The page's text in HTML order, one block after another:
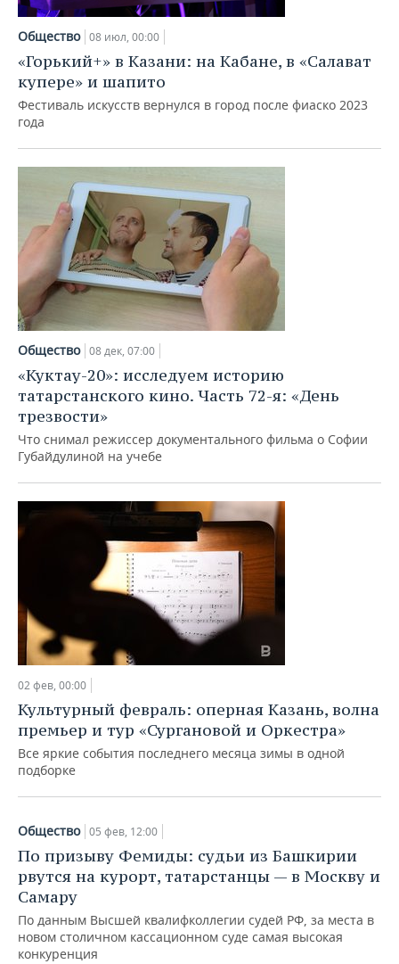
НЕФТЕХИМИЯ
НЕФТЬ
ОПК
ЭНЕРГЕТИКА
РОЗНИЧНАЯ ТОРГОВЛЯ
ТРАНСПОРТ
УСЛУГИ
НОВОСТИ ТЕХНОЛОГИЙ
МЕДИА
МЕРОПРИЯТИЯ
НОВОСТИ МЕРОПРИЯТИЙ
ВЫЕЗДНАЯ РЕДАКЦИЯ
ONLINE-КОНФЕРЕНЦИИ
ОТКРЫТАЯ ЛЕКЦИЯ
СПОРТ
НОВОСТИ СПОРТА
ХОККЕЙ
БАСКЕТБОЛ
ВОЛЕЙБОЛ
КИБЕРСПОРТ
ФИГУРНОЕ КАТАНИЕ
ВОДНЫЕ ВИДЫ СПОРТА
ХОККЕЙ С МЯЧОМ
ОБЩЕСТВО
ВЛАСТЬ
ИНФРАСТРУКТУРА
ИСТОРИЯ
КУЛЬТУРА
МЕДИЦИНА
ОБРАЗОВАНИЕ
ПРОИСШЕСТВИЯ
СЮЖЕТЫ
СПРАВОЧНИК
СПИСОК ПЕРСОН
СПИСОК КОМПАНИЙ
ПОЛНАЯ ВЕРСИЯ
Общество 08 июл, 00:00
«Горький+» в Казани: на Кабане, в «Салават
купере» и шапито
Фестиваль искусств вернулся в город после фиаско 2023
года
Общество 08 дек, 07:00
«Куктау-20»: исследуем историю
татарстанского кино. Часть 72-я: «День
трезвости»
Что снимал режиссер документального фильма о Софии
Губайдулиной на учебе
02 фев, 00:00
Культурный февраль: оперная Казань, волна
премьер и тур «Сургановой и Оркестра»
Все яркие события последнего месяца зимы в одной
подборке
Общество 05 фев, 12:00
По призыву Фемиды: судьи из Башкирии
рвутся на курорт, татарстанцы — в Москву и
Самару
По данным Высшей квалифколлегии судей РФ, за места в
новом столичном кассационном суде самая высокая
конкуренция